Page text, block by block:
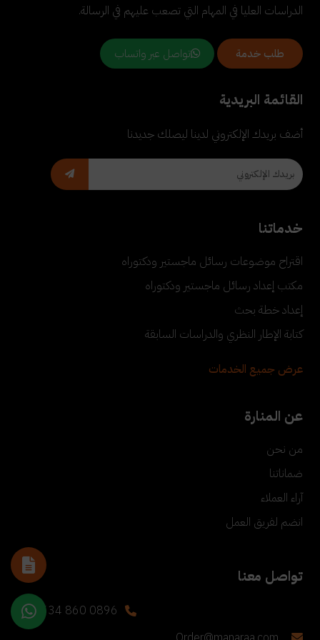
الدراسات العليا في المهام التي تصعب عليهم في الرسالة.
طلب خدمة تواصل عبر واتساب
القائمة البريدية
أضف بريدك الإلكتروني لدينا ليصلك جديدنا
خدماتنا
اقتراح موضوعات رسائل ماجستير ودكتوراه
مكتب إعداد رسائل ماجستير ودكتوراه
إعداد خطة بحث
كتابة الإطار النظري والدراسات السابقة
عرض جميع الخدمات
عن المنارة
من نحن
ضماناتنا
آراء العملاء
انضم لفريق العمل
تواصل معنا
+90 534 860 0896